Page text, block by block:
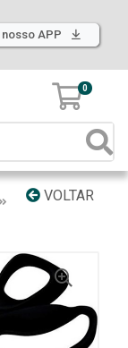
nosso APP
0
VOLTAR